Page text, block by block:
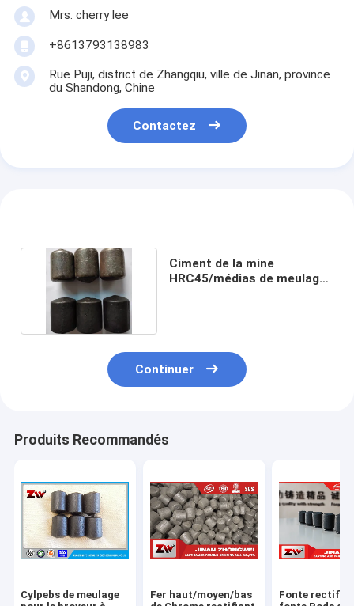
Mrs. cherry lee
+8613793138983
Rue Puji, district de Zhangqiu, ville de Jinan, province
du Shandong, Chine
Contactez
Ciment de la mine
HRC45/médias de meulage
Continuer
Produits Recommandés
Cylpebs de meulage
Fer haut/moyen/bas
Fonte